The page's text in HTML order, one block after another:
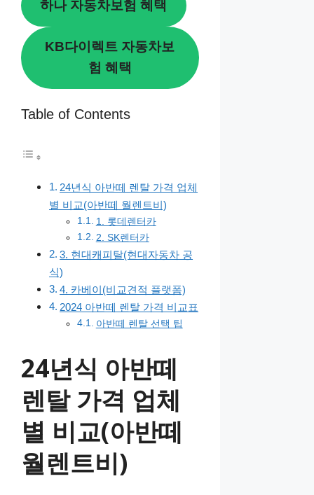
하나 자동차보험 혜택
KB다이렉트 자동차보
험 혜택
Table of Contents
24년식 아반떼 렌탈 가격 업체
별 비교(아반떼 월렌트비)
1. 롯데렌터카
2. SK렌터카
3. 현대캐피탈(현대자동차 공
식)
4. 카베이(비교견적 플랫폼)
2024 아반떼 렌탈 가격 비교표
아반떼 렌탈 선택 팁
24년식 아반떼
렌탈 가격 업체
별 비교(아반떼
월렌트비)